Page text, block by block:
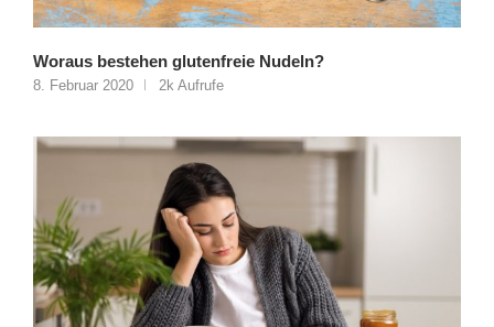
Woraus bestehen glutenfreie Nudeln?
8. Februar 2020 2k Aufrufe